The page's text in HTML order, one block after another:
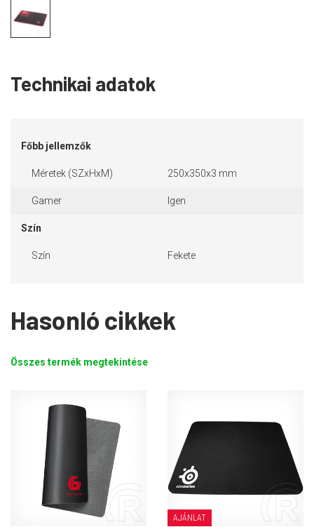
Technikai adatok
Főbb jellemzők
Méretek (SZxHxM) 250x350x3 mm
Gamer Igen
Szín
Szín Fekete
Hasonló cikkek
Összes termék megtekintése
AJÁNLAT